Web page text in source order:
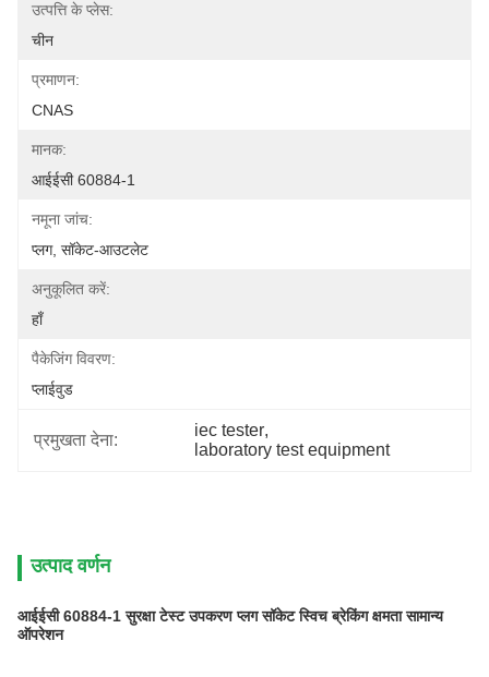
उत्पत्ति के प्लेस:
चीन
प्रमाणन:
CNAS
मानक:
आईईसी 60884-1
नमूना जांच:
प्लग, सॉकेट-आउटलेट
अनुकूलित करें:
हाँ
पैकेजिंग विवरण:
प्लाईवुड
प्रमुखता देना:
iec tester,
laboratory test equipment
उत्पाद वर्णन
आईईसी 60884-1 सुरक्षा टेस्ट उपकरण प्लग सॉकेट स्विच ब्रेकिंग क्षमता सामान्य
ऑपरेशन